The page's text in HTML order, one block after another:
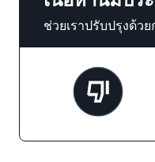
ช่วยเราปรับปรุงด้